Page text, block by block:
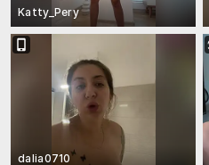
Katty_Pery
dalia0710